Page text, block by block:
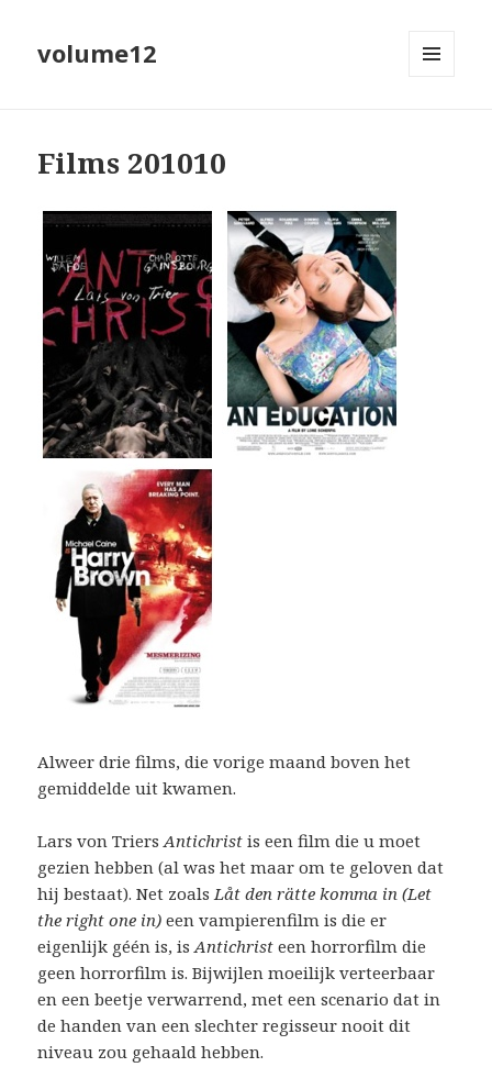
volume12
Films 201010
Alweer drie films, die vorige maand boven het
gemiddelde uit kwamen.
Lars von TriersAntichrist is een film die u moet
gezien hebben (al was het maar om te geloven dat
hij bestaat). Net zoalsLåt den rätte komma in (Let
the right one in) een vampierenfilm is die er
eigenlijk géén is, isAntichrist een horrorfilm die
geen horrorfilm is. Bijwijlen moeilijk verteerbaar
en een beetje verwarrend, met een scenario dat in
de handen van een slechter regisseur nooit dit
niveau zou gehaald hebben.